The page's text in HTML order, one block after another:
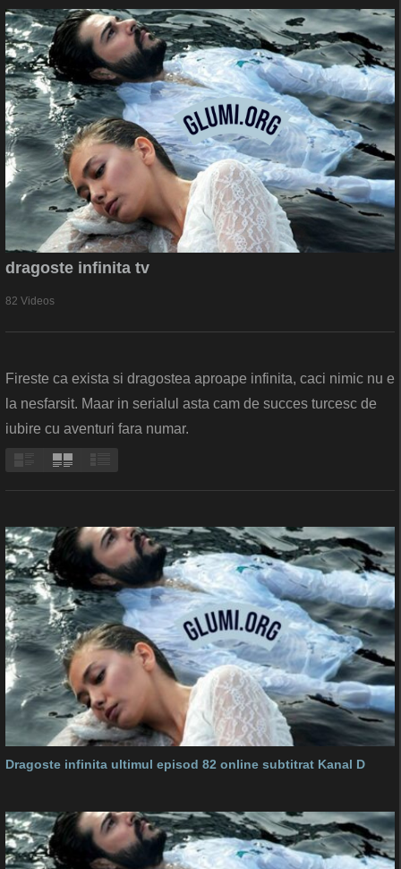
dragoste infinita tv
82 Videos
Fireste ca exista si dragostea aproape infinita, caci nimic nu e
la nesfarsit. Maar in serialul asta cam de succes turcesc de
iubire cu aventuri fara numar.
Dragoste infinita ultimul episod 82 online subtitrat Kanal D